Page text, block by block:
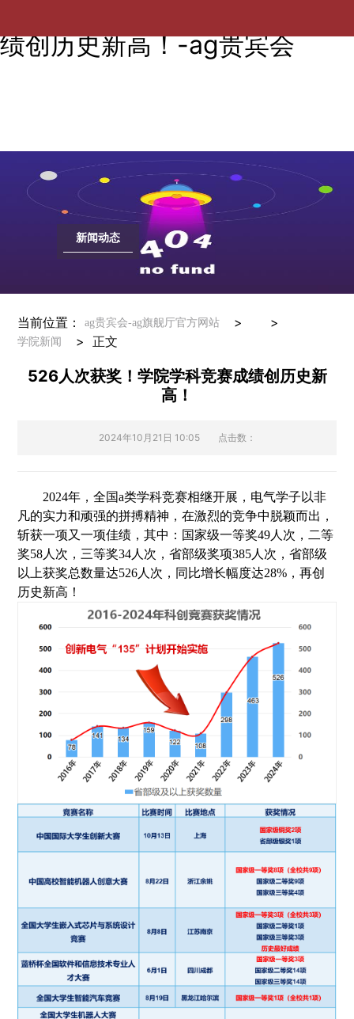
绩创历史新高！-ag贵宾会
新闻动态
当前位置： ag贵宾会-ag旗舰厅官方网站 > >
学院新闻 > 正文
526人次获奖！学院学科竞赛成绩创历史新
高！
2024年10月21日 10:05 点击数：
2024年 ，全国a类学科竞赛相继开展， 电气学子 以非
凡的实力和顽强的拼搏精神，在激烈的竞争中脱颖而出，
斩获一项又一项佳绩 ，其中： 国家级一等奖49人次 ，二等
奖58人次，三等奖34人次，省部级奖项385人次，省部级
以上获奖总数量达526人次， 同比增长幅度达28% ，再创
历史新高 ！